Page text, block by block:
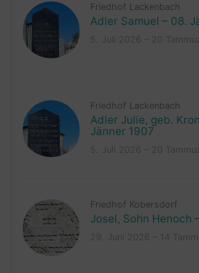
Friedhof Lackenbach
Adler Samuel – 08.
Friedhof Lackenbach
Adler Julie, geb.
Jänner 1907
Friedhof Kobersdorf
Josel, Sohn Henoch